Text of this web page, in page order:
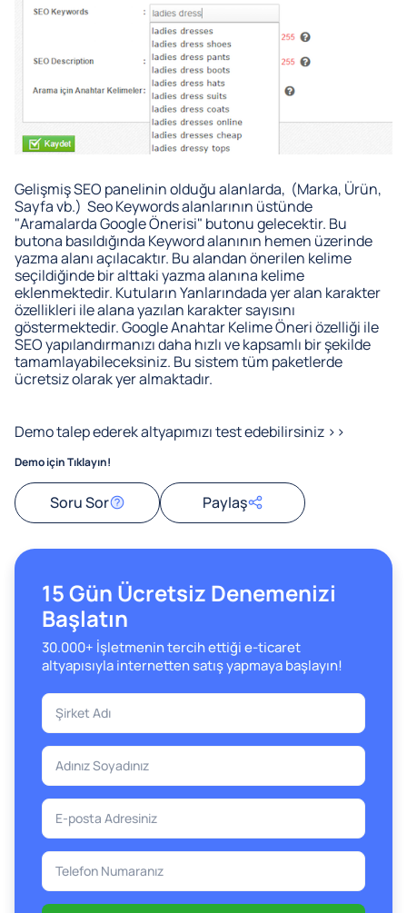
Gelişmiş SEO panelinin olduğu alanlarda, (Marka, Ürün,
Sayfa vb.) Seo Keywords alanlarının üstünde
"Aramalarda Google Önerisi" butonu gelecektir. Bu
butona basıldığında Keyword alanının hemen üzerinde
yazma alanı açılacaktır. Bu alandan önerilen kelime
seçildiğinde bir alttaki yazma alanına kelime
eklenmektedir. Kutuların Yanlarındada yer alan karakter
özellikleri ile alana yazılan karakter sayısını
göstermektedir. Google Anahtar Kelime Öneri özelliği ile
SEO yapılandırmanızı daha hızlı ve kapsamlı bir şekilde
tamamlayabileceksiniz. Bu sistem tüm paketlerde
ücretsiz olarak yer almaktadır.
Demo talep ederek altyapımızı test edebilirsiniz >>
Demo için Tıklayın!
Soru Sor Paylaş
15 Gün Ücretsiz Denemenizi
Başlatın
30.000+ İşletmenin tercih ettiği e-ticaret
altyapısıyla internetten satış yapmaya başlayın!